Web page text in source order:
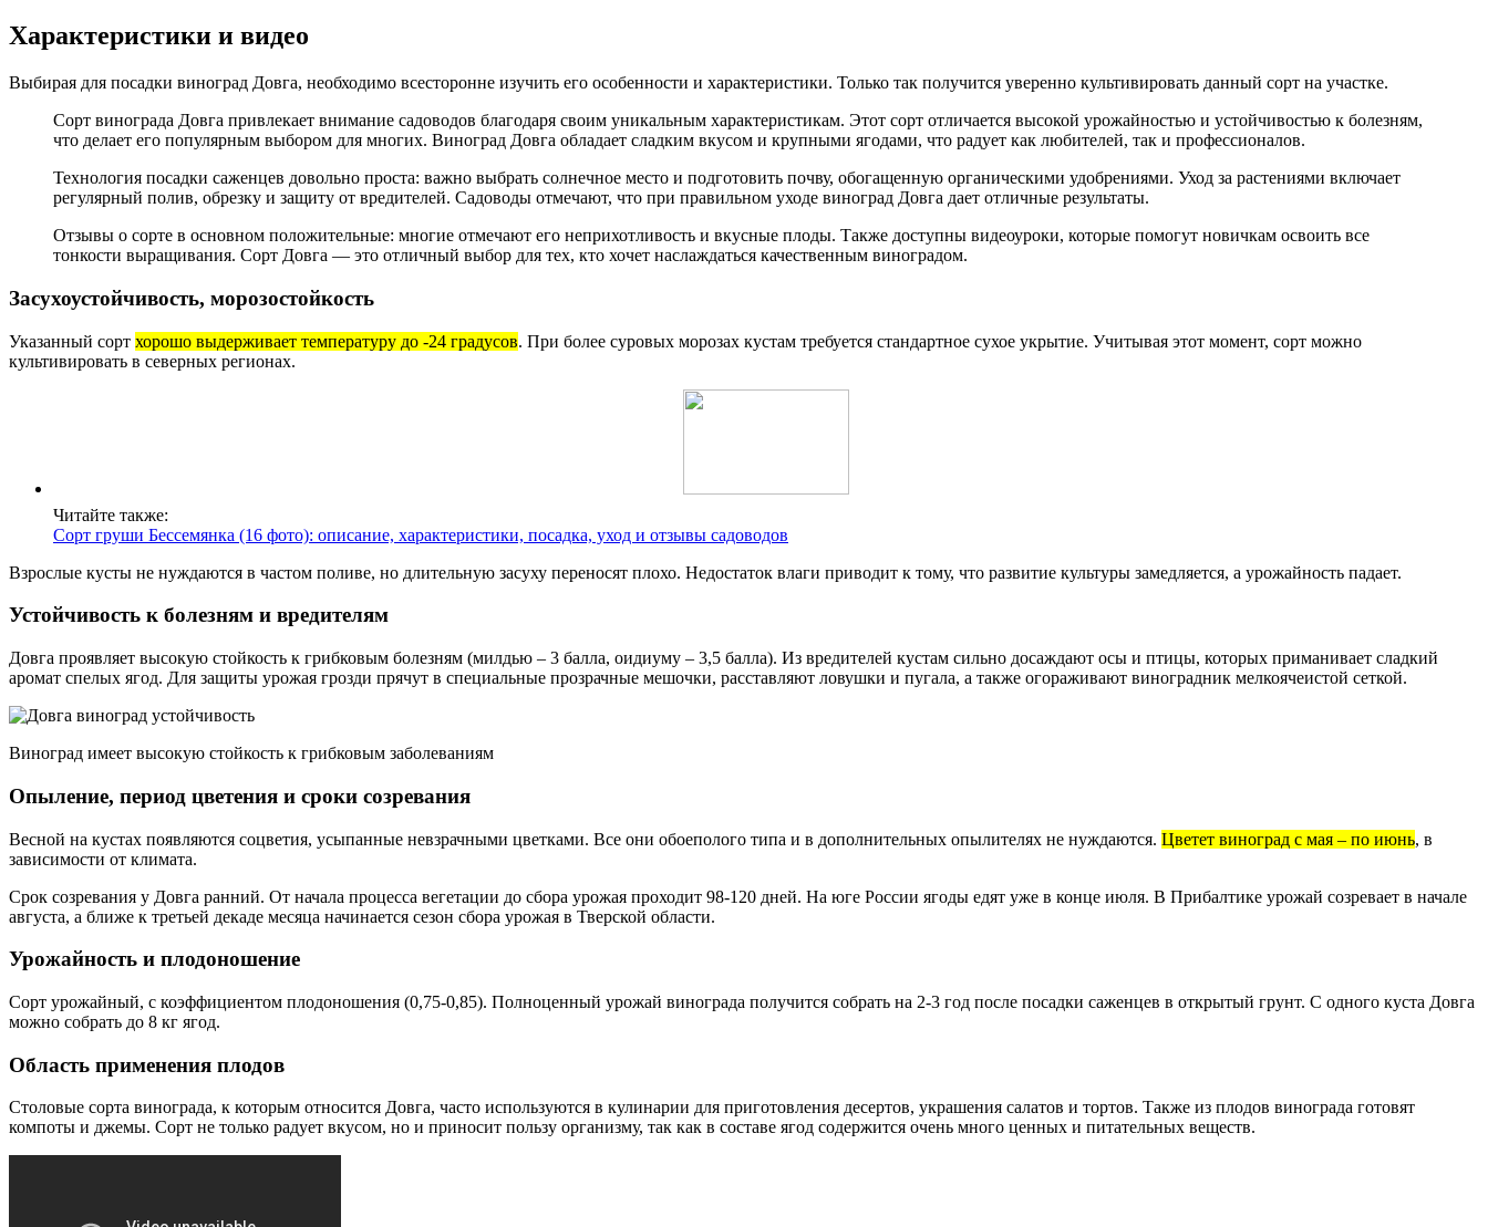
Характеристики и видео
Выбирая для посадки виноград Довга, необходимо всесторонне изучить его особенности и характеристики. Только так получится уверенно культивировать данный сорт на участке.
Сорт винограда Довга привлекает внимание садоводов благодаря своим уникальным характеристикам. Этот сорт отличается высокой урожайностью и устойчивостью к болезням,
что делает его популярным выбором для многих. Виноград Довга обладает сладким вкусом и крупными ягодами, что радует как любителей, так и профессионалов.
Технология посадки саженцев довольно проста: важно выбрать солнечное место и подготовить почву, обогащенную органическими удобрениями. Уход за растениями включает
регулярный полив, обрезку и защиту от вредителей. Садоводы отмечают, что при правильном уходе виноград Довга дает отличные результаты.
Отзывы о сорте в основном положительные: многие отмечают его неприхотливость и вкусные плоды. Также доступны видеоуроки, которые помогут новичкам освоить все
тонкости выращивания. Сорт Довга — это отличный выбор для тех, кто хочет наслаждаться качественным виноградом.
Засухоустойчивость, морозостойкость
Указанный сорт хорошо выдерживает температуру до -24 градусов. При более суровых морозах кустам требуется стандартное сухое укрытие. Учитывая этот момент, сорт можно
культивировать в северных регионах.
Читайте также:
Сорт груши Бессемянка (16 фото): описание, характеристики, посадка, уход и отзывы садоводов
Взрослые кусты не нуждаются в частом поливе, но длительную засуху переносят плохо. Недостаток влаги приводит к тому, что развитие культуры замедляется, а урожайность падает.
Устойчивость к болезням и вредителям
Довга проявляет высокую стойкость к грибковым болезням (милдью – 3 балла, оидиуму – 3,5 балла). Из вредителей кустам сильно досаждают осы и птицы, которых приманивает сладкий
аромат спелых ягод. Для защиты урожая грозди прячут в специальные прозрачные мешочки, расставляют ловушки и пугала, а также огораживают виноградник мелкоячеистой сеткой.
Виноград имеет высокую стойкость к грибковым заболеваниям
Опыление, период цветения и сроки созревания
Весной на кустах появляются соцветия, усыпанные невзрачными цветками. Все они обоеполого типа и в дополнительных опылителях не нуждаются. Цветет виноград с мая – по июнь, в
зависимости от климата.
Срок созревания у Довга ранний. От начала процесса вегетации до сбора урожая проходит 98-120 дней. На юге России ягоды едят уже в конце июля. В Прибалтике урожай созревает в начале
августа, а ближе к третьей декаде месяца начинается сезон сбора урожая в Тверской области.
Урожайность и плодоношение
Сорт урожайный, с коэффициентом плодоношения (0,75-0,85). Полноценный урожай винограда получится собрать на 2-3 год после посадки саженцев в открытый грунт. С одного куста Довга
можно собрать до 8 кг ягод.
Область применения плодов
Столовые сорта винограда, к которым относится Довга, часто используются в кулинарии для приготовления десертов, украшения салатов и тортов. Также из плодов винограда готовят
компоты и джемы. Сорт не только радует вкусом, но и приносит пользу организму, так как в составе ягод содержится очень много ценных и питательных веществ.